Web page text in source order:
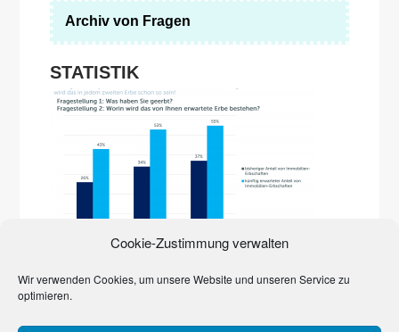
Cookie-Zustimmung verwalten
Wir verwenden Cookies, um unsere Website und unseren Service zu
optimieren.
Archiv von Fragen
STATISTIK
inzwischen auf dem Land. Sie prägen zunehmend das
Privatbank und des Marktforschungsinstituts YouGov von
2017. Häuser, Grundstücke, Wohnungen dominieren
bereits